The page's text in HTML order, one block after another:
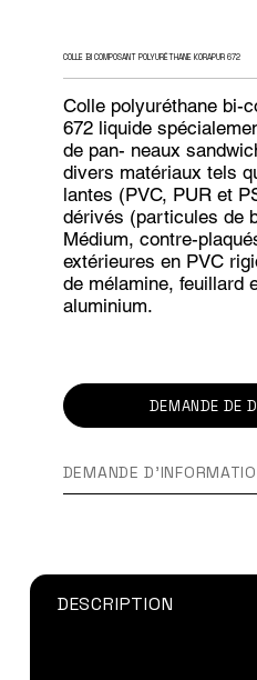
COLLE BI COMPOSANT POLYURÉTHANE KORAPUR 672
Colle polyuréthane bi-
672 liquide
de pan- neaux
divers matériaux tels
lantes (PVC, PUR et
dérivés (particules de
Médium, contre-
extérieures en PVC
de mélamine, feuillard
aluminium.
DEMANDE DE
DEMANDE
DESCRIPTION